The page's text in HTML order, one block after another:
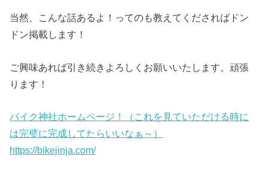
当然、こんな話あるよ！ってのも教えてくださればドン
ドン掲載します！
ご興味あれば引き続きよろしくお願いいたします。頑張
ります！
バイク神社ホームページ！（これを見ていただける時に
は完璧に完成してたらいいなぁ～）
https://bikejinja.com/